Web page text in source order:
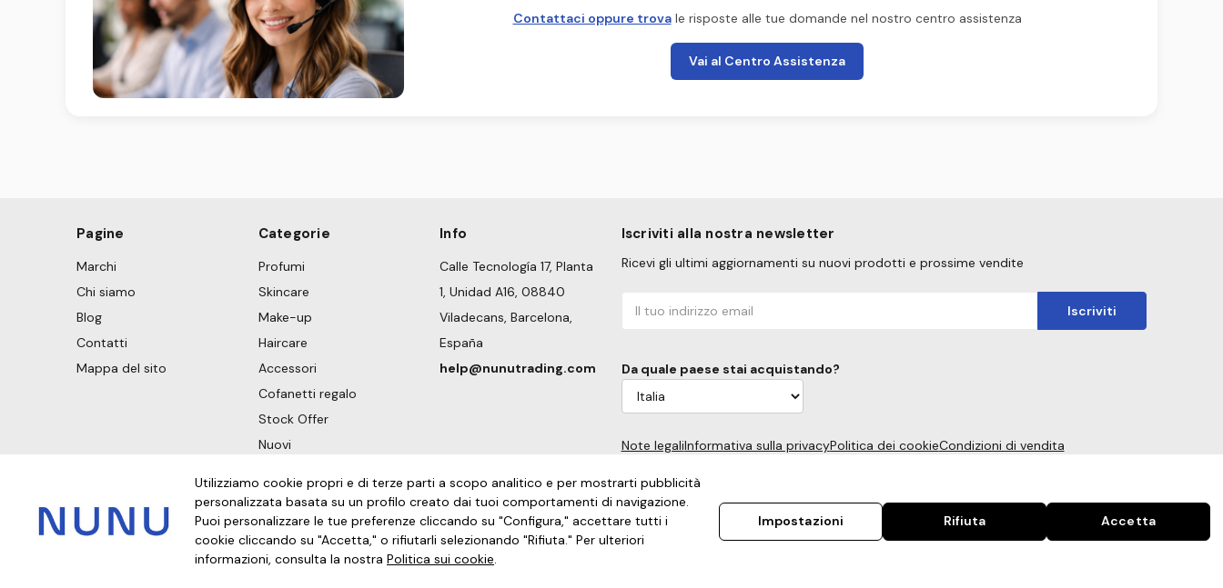
Contattaci oppure trovale risposte alle tue domande nel nostro centro assistenza
Vai al Centro Assistenza
Pagine
Marchi
Chi siamo
Blog
Contatti
Mappa del sito
Categorie
Profumi
Skincare
Make-up
Haircare
Accessori
Cofanetti regalo
Stock Offer
Nuovi
Info
Calle Tecnología 17, Planta
1, Unidad A16, 08840
Viladecans, Barcelona,
España
help@nunutrading.com
Iscriviti alla nostra newsletter
Ricevi gli ultimi aggiornamenti su nuovi prodotti e prossime vendite
email
Da quale paese stai acquistando?
Note legaliInformativa sulla privacyPolitica dei cookieCondizioni di vendita
© 2026 NUNU TRADING INTERNATIONAL
Utilizziamo cookie propri e di terze parti a scopo analitico e per mostrarti pubblicità
personalizzata basata su un profilo creato dai tuoi comportamenti di navigazione.
Puoi personalizzare le tue preferenze cliccando su "Configura," accettare tutti i
cookie cliccando su "Accetta," o rifiutarli selezionando "Rifiuta." Per ulteriori
informazioni, consulta la nostra Politica sui cookie.
Impostazioni Rifiuta Accetta